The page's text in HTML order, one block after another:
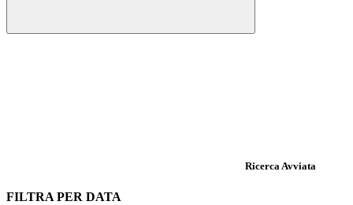
Ricerca Avviata
FILTRA PER DATA